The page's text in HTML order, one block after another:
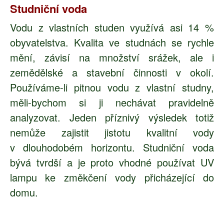
Studniční voda
Vodu z vlastních studen využívá asi 14 %
obyvatelstva. Kvalita ve studnách se rychle
mění, závisí na množství srážek, ale i
zemědělské a stavební činnosti v okolí.
Používáme-li pitnou vodu z vlastní studny,
měli-bychom si ji nechávat pravidelně
analyzovat. Jeden příznivý výsledek totiž
nemůže zajistit jistotu kvalitní vody
v dlouhodobém horizontu. Studniční voda
bývá tvrdší a je proto vhodné používat UV
lampu ke změkčení vody přicházející do
domu.